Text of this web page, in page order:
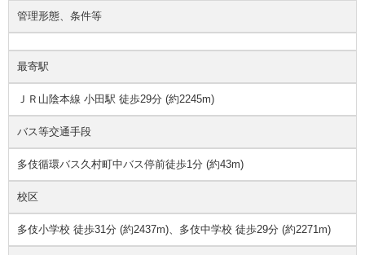
管理形態、条件等
最寄駅
ＪＲ山陰本線 小田駅 徒歩29分 (約2245m)
バス等交通手段
多伎循環バス久村町中バス停前徒歩1分 (約43m)
校区
多伎小学校 徒歩31分 (約2437m)、多伎中学校 徒歩29分 (約2271m)